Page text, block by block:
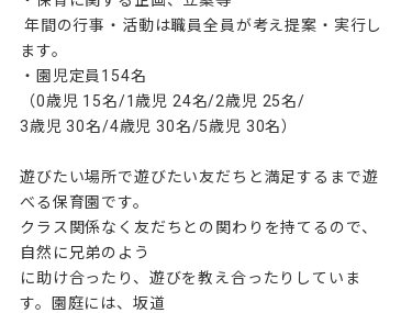
ます。
・園児定員154名
（0歳児 15名/1歳児 24名/2歳児 25名/
3歳児 30名/4歳児 30名/5歳児 30名）
遊びたい場所で遊びたい友だちと満足するまで遊
べる保育園です。
クラス関係なく友だちとの関わりを持てるので、
自然に兄弟のよう
に助け合ったり、遊びを教え合ったりしていま
す。園庭には、坂道